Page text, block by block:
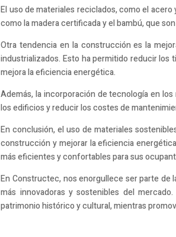
El uso de materiales reciclados, como el
como la madera certificada y el bambú, que
Otra tendencia en la construcción es la
industrializados. Esto ha permitido reducir los
mejora la eficiencia energética.
Además, la incorporación de tecnología en
los edificios y reducir los costes de
En conclusión, el uso de materiales
construcción y mejorar la eficiencia
más eficientes y confortables para sus
En Constructec, nos enorgullece ser parte
más innovadoras y sostenibles del
patrimonio histórico y cultural, mientras